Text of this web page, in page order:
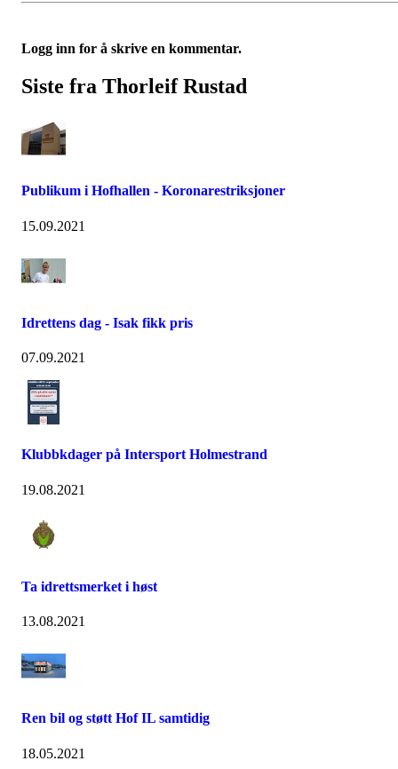
Logg inn for å skrive en kommentar.
Siste fra Thorleif Rustad
Publikum i Hofhallen - Koronarestriksjoner
15.09.2021
Idrettens dag - Isak fikk pris
07.09.2021
Klubbkdager på Intersport Holmestrand
19.08.2021
Ta idrettsmerket i høst
13.08.2021
Ren bil og støtt Hof IL samtidig
18.05.2021